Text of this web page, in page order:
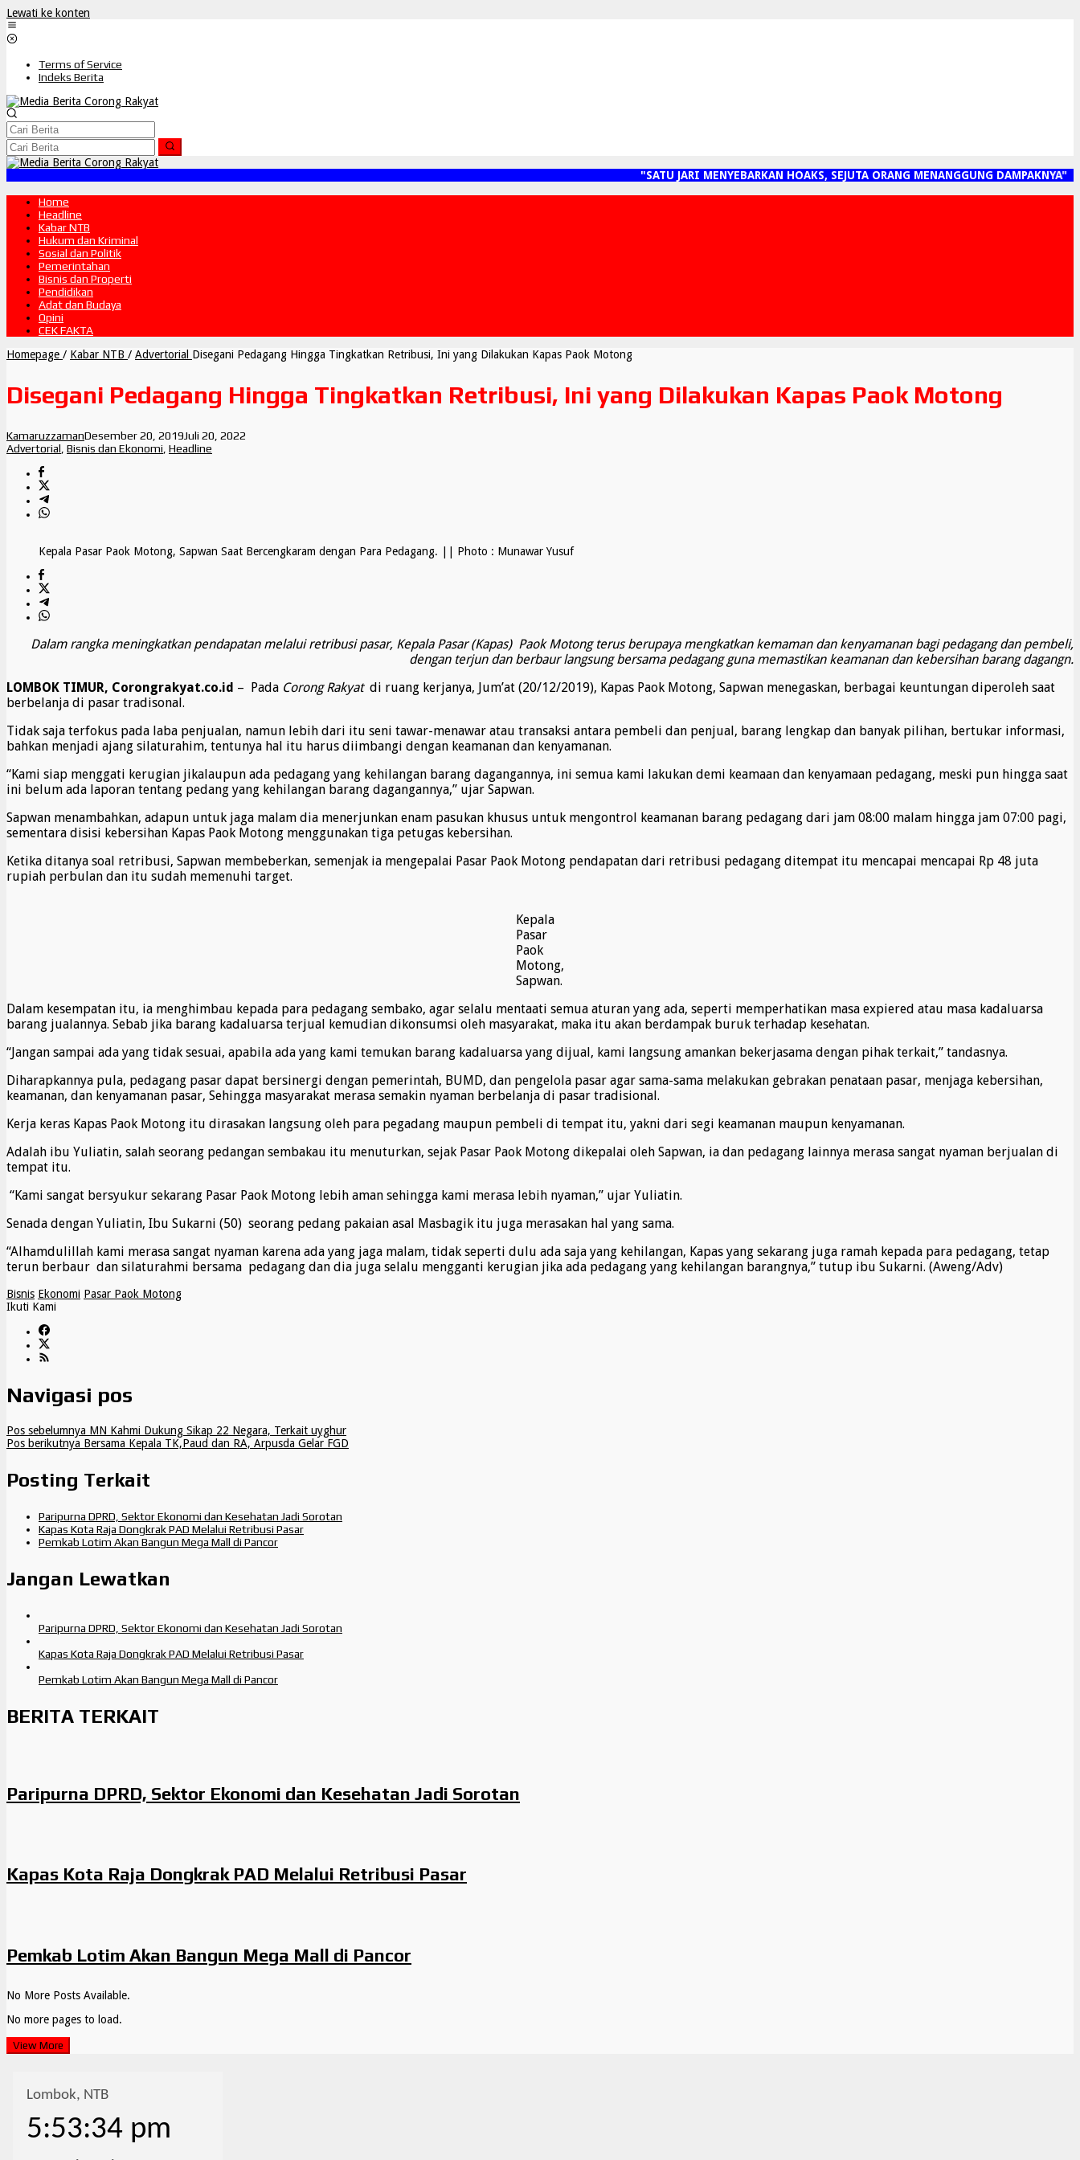
Lewati ke konten
Terms of Service
Indeks Berita
"SATU JARI MENYEBARKAN HOAKS, SEJUTA ORANG MENANGGUNG DAMPAKNYA"
Home
Headline
Kabar NTB
Hukum dan Kriminal
Sosial dan Politik
Pemerintahan
Bisnis dan Properti
Pendidikan
Adat dan Budaya
Opini
CEK FAKTA
Homepage / Kabar NTB / Advertorial Disegani Pedagang Hingga Tingkatkan Retribusi, Ini yang Dilakukan Kapas Paok Motong
Disegani Pedagang Hingga Tingkatkan Retribusi, Ini yang Dilakukan Kapas Paok Motong
KamaruzzamanDesember 20, 2019Juli 20, 2022
Advertorial Bisnis dan Ekonomi Headline
Kepala Pasar Paok Motong, Sapwan Saat Bercengkaram dengan Para Pedagang. || Photo : Munawar Yusuf
Dalam rangka meningkatkan pendapatan melalui retribusi pasar, Kepala Pasar (Kapas) Paok Motong terus berupaya mengkatkan kemaman dan kenyamanan bagi pedagang dan pembeli,
dengan terjun dan berbaur langsung bersama pedagang guna memastikan keamanan dan kebersihan barang dagangn.
LOMBOK TIMUR, Corongrakyat.co.id – Pada Corong Rakyat di ruang kerjanya, Jum’at (20/12/2019), Kapas Paok Motong, Sapwan menegaskan, berbagai keuntungan diperoleh saat
berbelanja di pasar tradisonal.
Tidak saja terfokus pada laba penjualan, namun lebih dari itu seni tawar-menawar atau transaksi antara pembeli dan penjual, barang lengkap dan banyak pilihan, bertukar informasi,
bahkan menjadi ajang silaturahim, tentunya hal itu harus diimbangi dengan keamanan dan kenyamanan.
“Kami siap menggati kerugian jikalaupun ada pedagang yang kehilangan barang dagangannya, ini semua kami lakukan demi keamaan dan kenyamaan pedagang, meski pun hingga saat
ini belum ada laporan tentang pedang yang kehilangan barang dagangannya,” ujar Sapwan.
Sapwan menambahkan, adapun untuk jaga malam dia menerjunkan enam pasukan khusus untuk mengontrol keamanan barang pedagang dari jam 08:00 malam hingga jam 07:00 pagi,
sementara disisi kebersihan Kapas Paok Motong menggunakan tiga petugas kebersihan.
Ketika ditanya soal retribusi, Sapwan membeberkan, semenjak ia mengepalai Pasar Paok Motong pendapatan dari retribusi pedagang ditempat itu mencapai mencapai Rp 48 juta
rupiah perbulan dan itu sudah memenuhi target.
Kepala
Pasar
Paok
Motong,
Sapwan.
Dalam kesempatan itu, ia menghimbau kepada para pedagang sembako, agar selalu mentaati semua aturan yang ada, seperti memperhatikan masa expiered atau masa kadaluarsa
barang jualannya. Sebab jika barang kadaluarsa terjual kemudian dikonsumsi oleh masyarakat, maka itu akan berdampak buruk terhadap kesehatan.
“Jangan sampai ada yang tidak sesuai, apabila ada yang kami temukan barang kadaluarsa yang dijual, kami langsung amankan bekerjasama dengan pihak terkait,” tandasnya.
Diharapkannya pula, pedagang pasar dapat bersinergi dengan pemerintah, BUMD, dan pengelola pasar agar sama-sama melakukan gebrakan penataan pasar, menjaga kebersihan,
keamanan, dan kenyamanan pasar, Sehingga masyarakat merasa semakin nyaman berbelanja di pasar tradisional.
Kerja keras Kapas Paok Motong itu dirasakan langsung oleh para pegadang maupun pembeli di tempat itu, yakni dari segi keamanan maupun kenyamanan.
Adalah ibu Yuliatin, salah seorang pedangan sembakau itu menuturkan, sejak Pasar Paok Motong dikepalai oleh Sapwan, ia dan pedagang lainnya merasa sangat nyaman berjualan di
tempat itu.
“Kami sangat bersyukur sekarang Pasar Paok Motong lebih aman sehingga kami merasa lebih nyaman,” ujar Yuliatin.
Senada dengan Yuliatin, Ibu Sukarni (50) seorang pedang pakaian asal Masbagik itu juga merasakan hal yang sama.
“Alhamdulillah kami merasa sangat nyaman karena ada yang jaga malam, tidak seperti dulu ada saja yang kehilangan, Kapas yang sekarang juga ramah kepada para pedagang, tetap
terun berbaur dan silaturahmi bersama pedagang dan dia juga selalu mengganti kerugian jika ada pedagang yang kehilangan barangnya,” tutup ibu Sukarni. (Aweng/Adv)
Bisnis Ekonomi Pasar Paok Motong
Ikuti Kami
Navigasi pos
Pos sebelumnya MN Kahmi Dukung Sikap 22 Negara, Terkait uyghur
Pos berikutnya Bersama Kepala TK,Paud dan RA, Arpusda Gelar FGD
Posting Terkait
Paripurna DPRD, Sektor Ekonomi dan Kesehatan Jadi Sorotan
Kapas Kota Raja Dongkrak PAD Melalui Retribusi Pasar
Pemkab Lotim Akan Bangun Mega Mall di Pancor
Jangan Lewatkan
Paripurna DPRD, Sektor Ekonomi dan Kesehatan Jadi Sorotan
Kapas Kota Raja Dongkrak PAD Melalui Retribusi Pasar
Pemkab Lotim Akan Bangun Mega Mall di Pancor
BERITA TERKAIT
Paripurna DPRD, Sektor Ekonomi dan Kesehatan Jadi Sorotan
Kapas Kota Raja Dongkrak PAD Melalui Retribusi Pasar
Pemkab Lotim Akan Bangun Mega Mall di Pancor
No More Posts Available.
No more pages to load.
View More